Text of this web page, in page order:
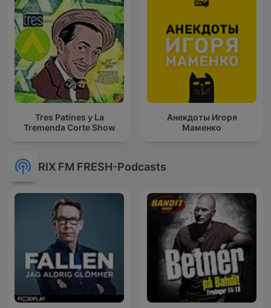
Tres Patines y La
Tremenda Corte Show
Анекдоты Игоря
Маменко
RIX FM FRESH-Podcasts